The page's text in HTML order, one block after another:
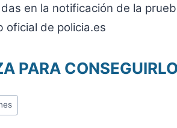
en la notificación de la
oficial de policia.es
PARA